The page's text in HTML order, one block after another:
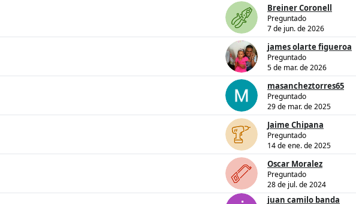
Breiner Coronell
Preguntado
7 de jun. de 2026
james olarte figueroa
Preguntado
5 de mar. de 2026
masancheztorres65
Preguntado
29 de mar. de 2025
Jaime Chipana
Preguntado
14 de ene. de 2025
Oscar Moralez
Preguntado
28 de jul. de 2024
juan camilo banda